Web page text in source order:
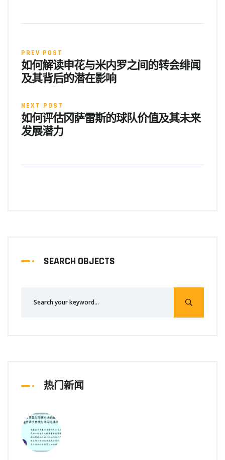
PREV POST
如何解读申花与米内罗之间的转会绯闻
及其背后的潜在影响
NEXT POST
如何评估冈萨雷斯的球队价值及其未来
发展潜力
SEARCH OBJECTS
热门新闻